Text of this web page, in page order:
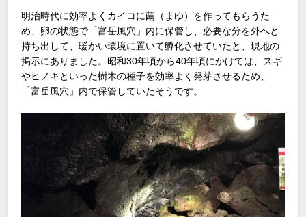
明治時代に効率よくカイコに繭（まゆ）を作ってもらうた
め、卵の状態で「富岳風穴」内に保管し、必要な分を外へと
持ち出して、暖かい環境に置いて孵化させていたと、現地の
掲示にありました。昭和30年頃から40年頃にかけては、スギ
やヒノキといった樹木の種子を効率よく発芽させるため、
「富岳風穴」内で保管していたそうです。